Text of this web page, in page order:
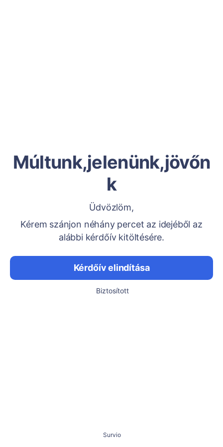
Múltunk,jelenünk,jövőn
k
Üdvözlöm,
Kérem szánjon néhány percet az idejéből az
alábbi kérdőív kitöltésére.
Kérdőív elindítása
Biztosított
Survio